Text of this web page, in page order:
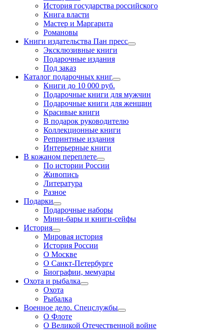
История государства российского
Книга власти
Мастер и Маргарита
Романовы
Книги издательства Пан пресс
Эксклюзивные книги
Подарочные издания
Под заказ
Каталог подарочных книг
Книги до 10 000 руб.
Подарочные книги для мужчин
Подарочные книги для женщин
Красивые книги
В подарок руководителю
Коллекционные книги
Репринтные издания
Интерьерные книги
В кожаном переплете
По истории России
Живопись
Литература
Разное
Подарки
Подарочные наборы
Мини-бары и книги-сейфы
История
Мировая история
История России
О Москве
О Санкт-Петербурге
Биографии, мемуары
Охота и рыбалка
Охота
Рыбалка
Военное дело. Спецслужбы
О Флоте
О Великой Отечественной войне